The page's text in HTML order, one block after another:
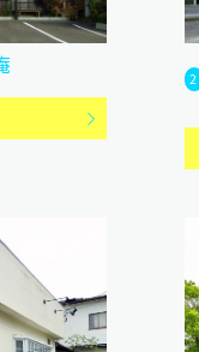
2